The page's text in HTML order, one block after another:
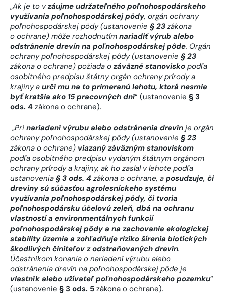
„Ak je to vzáujme udržateľného poľnohospodárskeho
využívania poľnohospodárskej pôdy, orgán ochrany
poľnohospodárskej pôdy (ustanovenie § 23 zákona
o ochrane) môže rozhodnutím nariadiť výrub alebo
odstránenie drevín na poľnohospodárskej pôde. Orgán
ochrany poľnohospodárskej pôdy (ustanovenie § 23
zákona o ochrane) požiada o záväzné stanovisko podľa
osobitného predpisu štátny orgán ochrany prírody a
krajiny a určí mu na to primeranú lehotu, ktorá nesmie
byť kratšia ako 15 pracovných dní“ (ustanovenie § 3
ods. 4 zákona o ochrane).
„Pri nariadení výrubu alebo odstránenia drevín je orgán
ochrany poľnohospodárskej pôdy (ustanovenie § 23
zákona o ochrane) viazaný záväzným stanoviskom
podľa osobitného predpisu vydaným štátnym orgánom
ochrany prírody a krajiny, ak ho zaslal v lehote podľa
ustanovenia § 3 ods. 4 zákona o ochrane, a posudzuje, či
dreviny sú súčasťou agrolesníckeho systému
využívania poľnohospodárskej pôdy, či tvoria
poľnohospodársku účelovú zeleň, dbá na ochranu
vlastností a environmentálnych funkcií
poľnohospodárskej pôdy a na zachovanie ekologickej
stability územia a zohľadňuje riziko šírenia biotických
škodlivých činiteľov z odstraňovaných drevín.
Účastníkom konania o nariadení výrubu alebo
odstránenia drevín na poľnohospodárskej pôde je
vlastník alebo užívateľ poľnohospodárskeho pozemku“
(ustanovenie § 3 ods. 5 zákona o ochrane).